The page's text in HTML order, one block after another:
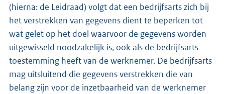
(hierna: de Leidraad) volgt dat een bedrijfsarts zich bij
het verstrekken van gegevens dient te beperken tot
wat gelet op het doel waarvoor de gegevens worden
uitgewisseld noodzakelijk is, ook als de bedrijfsarts
toestemming heeft van de werknemer. De bedrijfsarts
mag uitsluitend die gegevens verstrekken die van
belang zijn voor de inzetbaarheid van de werknemer